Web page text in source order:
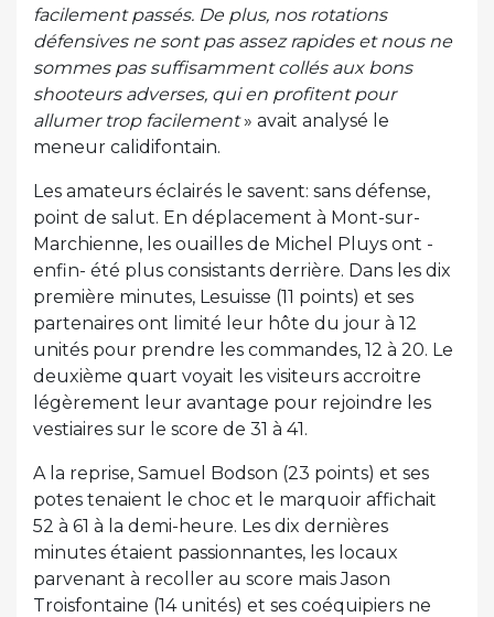
facilement passés. De plus, nos rotations
défensives ne sont pas assez rapides et nous ne
sommes pas suffisamment collés aux bons
shooteurs adverses, qui en profitent pour
allumer trop facilement» avait analysé le
meneur calidifontain.
Les amateurs éclairés le savent: sans défense,
point de salut. En déplacement à Mont-sur-
Marchienne, les ouailles de Michel Pluys ont -
enfin- été plus consistants derrière. Dans les dix
première minutes, Lesuisse (11 points) et ses
partenaires ont limité leur hôte du jour à 12
unités pour prendre les commandes, 12 à 20. Le
deuxième quart voyait les visiteurs accroitre
légèrement leur avantage pour rejoindre les
vestiaires sur le score de 31 à 41.
A la reprise, Samuel Bodson (23 points) et ses
potes tenaient le choc et le marquoir affichait
52 à 61 à la demi-heure. Les dix dernières
minutes étaient passionnantes, les locaux
parvenant à recoller au score mais Jason
Troisfontaine (14 unités) et ses coéquipiers ne